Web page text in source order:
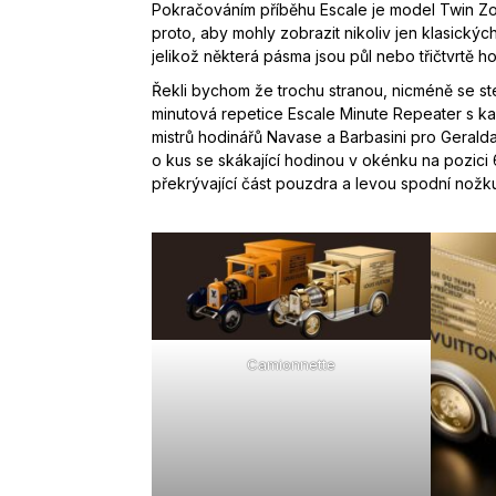
Pokračováním příběhu Escale je model Twin
proto, aby mohly zobrazit nikoliv jen
jelikož některá pásma jsou půl nebo třičtvrtě
Řekli bychom že trochu stranou, nicméně se
minutová repetice Escale Minute Repeater s
mistrů hodinářů Navase a Barbasini pro
o kus se skákající hodinou v okénku na
překrývající část pouzdra a levou spodní
Camionnette